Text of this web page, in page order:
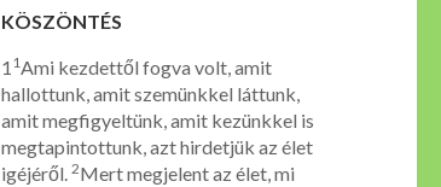
KÖSZÖNTÉS
1 1Ami kezdettől fogva volt, amit
hallottunk, amit szemünkkel láttunk,
amit megfigyeltünk, amit kezünkkel is
megtapintottunk, azt hirdetjük az élet
igéjéről. 2Mert megjelent az élet, mi